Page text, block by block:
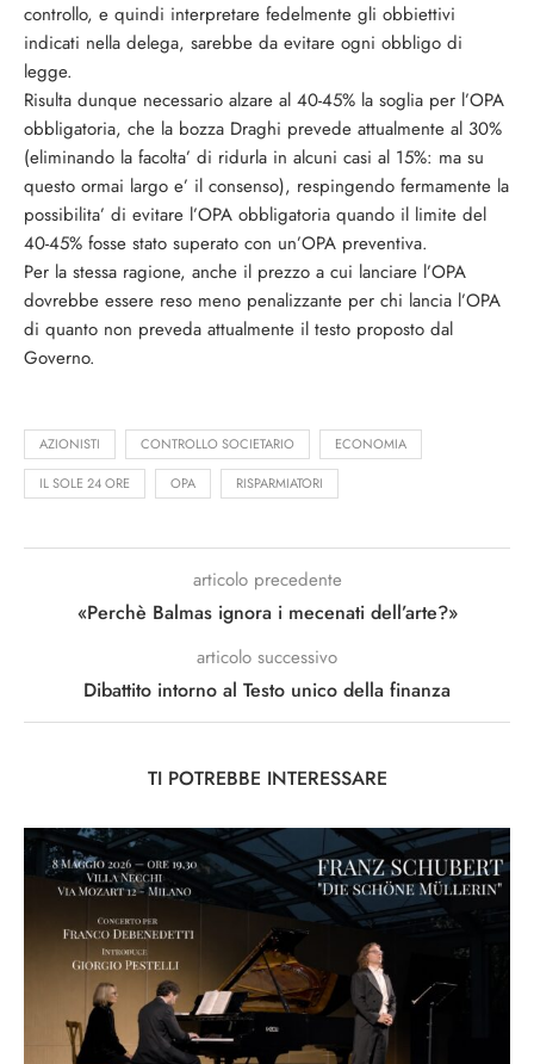
controllo, e quindi interpretare fedelmente gli obbiettivi
indicati nella delega, sarebbe da evitare ogni obbligo di
legge.
Risulta dunque necessario alzare al 40-45% la soglia per l’OPA
obbligatoria, che la bozza Draghi prevede attualmente al 30%
(eliminando la facolta’ di ridurla in alcuni casi al 15%: ma su
questo ormai largo e’ il consenso), respingendo fermamente la
possibilita’ di evitare l’OPA obbligatoria quando il limite del
40-45% fosse stato superato con un’OPA preventiva.
Per la stessa ragione, anche il prezzo a cui lanciare l’OPA
dovrebbe essere reso meno penalizzante per chi lancia l’OPA
di quanto non preveda attualmente il testo proposto dal
Governo.
AZIONISTI CONTROLLO SOCIETARIO ECONOMIA
IL SOLE 24 ORE OPA RISPARMIATORI
articolo precedente
«Perchè Balmas ignora i mecenati dell’arte?»
articolo successivo
Dibattito intorno al Testo unico della finanza
TI POTREBBE INTERESSARE